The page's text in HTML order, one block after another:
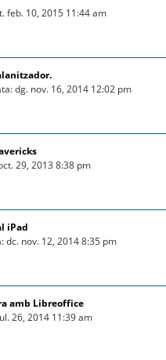
feb. 10, 2015 11:44 am
dg. nov. 16, 2014 12:02 pm
29, 2013 8:38 pm
iPad
dc. nov. 12, 2014 8:35 pm
amb Libreoffice
26, 2014 11:39 am